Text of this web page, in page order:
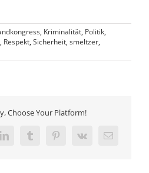
, Kriminalität, Politik,
, Respekt,Sicherheit,smeltzer,
Choose Your Platform!
LinkedInTumblrPinterest
Vk
E-